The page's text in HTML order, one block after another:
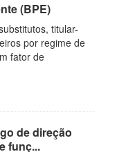
(BPE)
titular-
por regime de
fator de
de direção
funç...